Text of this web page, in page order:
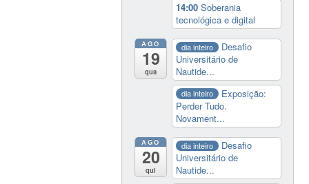
14:00Soberania
tecnológica e digital
AGO
19
qua
dia inteiro
Desafio
Universitário de
Nautide...
dia inteiro
Exposição:
Perder Tudo.
Novament...
AGO
20
qui
dia inteiro
Desafio
Universitário de
Nautide...